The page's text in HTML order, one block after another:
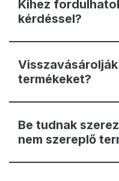
Kihez
kérdéssel?
termékeket?
Be tudnak
nem szereplő